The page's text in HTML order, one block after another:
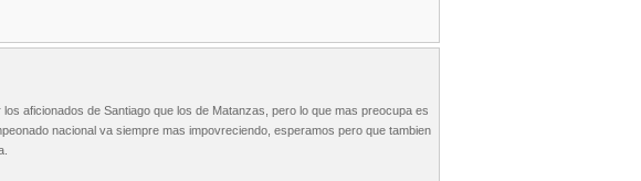
aficionados de Santiago que los de Matanzas, pero lo que mas preocupa es
nacional va siempre mas impovreciendo, esperamos pero que tambien